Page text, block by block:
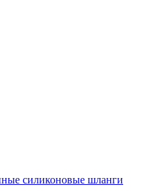
силиконовые шланги